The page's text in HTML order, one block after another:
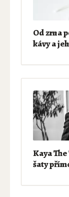
Od zrna
kávy a
Kaya
šaty